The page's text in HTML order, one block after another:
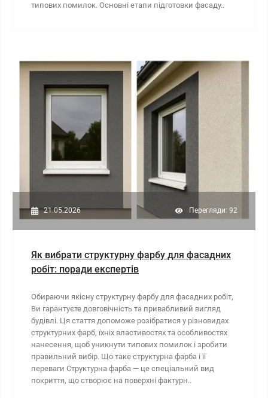
типових помилок. Основні етапи підготовки фасаду..
21.05.2026 Перегляди: 92
Як вибрати структурну фарбу для фасадних
робіт: поради експертів
Обираючи якісну структурну фарбу для фасадних робіт,
Ви гарантуєте довговічність та привабливий вигляд
будівлі. Ця стаття допоможе розібратися у різновидах
структурних фарб, їхніх властивостях та особливостях
нанесення, щоб уникнути типових помилок і зробити
правильний вибір. Що таке структурна фарба і її
переваги Структурна фарба — це спеціальний вид
покриття, що створює на поверхні фактурн..